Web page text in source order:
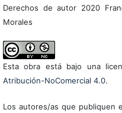
Derechos de autor 2020
Morales
Esta obra está bajo una
Atribución-NoComercial 4.0.
Los autores/as que publiquen